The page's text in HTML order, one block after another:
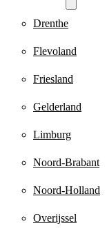
Drenthe
Flevoland
Friesland
Gelderland
Limburg
Noord-Brabant
Noord-Holland
Overijssel